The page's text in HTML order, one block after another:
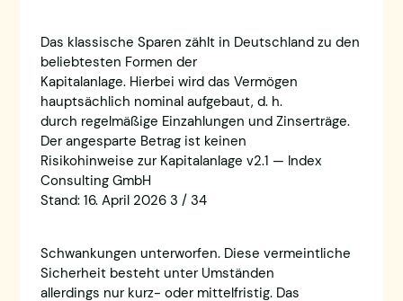
Das klassische Sparen zählt in Deutschland zu den
beliebtesten Formen der
Kapitalanlage. Hierbei wird das Vermögen
hauptsächlich nominal aufgebaut, d. h.
durch regelmäßige Einzahlungen und Zinserträge.
Der angesparte Betrag ist keinen
Risikohinweise zur Kapitalanlage v2.1 — Index
Consulting GmbH
Stand: 16. April 2026 3 / 34
Schwankungen unterworfen. Diese vermeintliche
Sicherheit besteht unter Umständen
allerdings nur kurz- oder mittelfristig. Das